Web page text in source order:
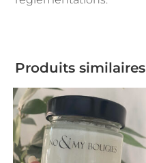
Produits similaires